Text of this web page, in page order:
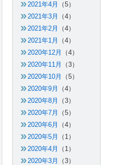
2021年4月
（5）
2021年3月
（4）
2021年2月
（4）
2021年1月
（4）
2020年12月
（4）
2020年11月
（3）
2020年10月
（5）
2020年9月
（4）
2020年8月
（3）
2020年7月
（5）
2020年6月
（4）
2020年5月
（1）
2020年4月
（1）
2020年3月
（3）